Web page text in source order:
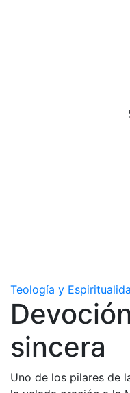
Teología y
sincera
Uno de los pilares de